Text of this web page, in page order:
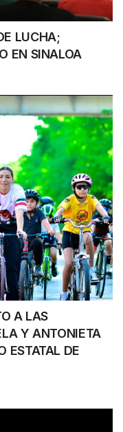
LUCHA;
EN SINALOA
A LAS
Y ANTONIETA
ESTATAL DE